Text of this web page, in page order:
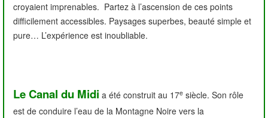
croyaient imprenables. Partez à l’ascension de ces points
difficilement accessibles. Paysages superbes, beauté simple et
pure… L’expérience est inoubliable.
Le Canal du Midi a été construit au 17e siècle. Son rôle
est de conduire l’eau de la Montagne Noire vers la